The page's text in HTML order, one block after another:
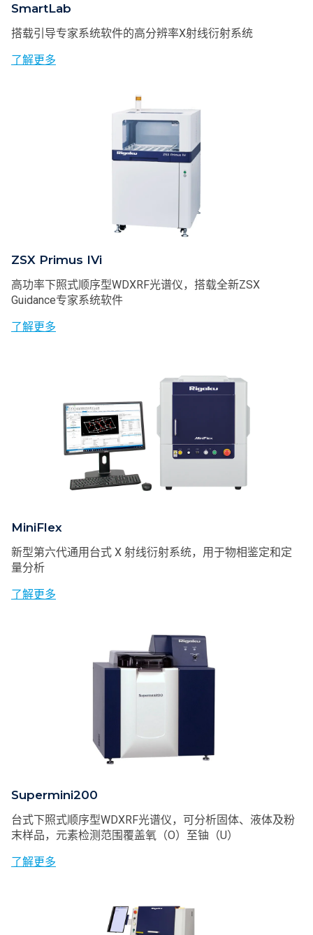
SmartLab
搭载引导专家系统软件的高分辨率X射线衍射系统
了解更多
ZSX Primus IVi
高功率下照式顺序型WDXRF光谱仪，搭载全新ZSX
Guidance专家系统软件
了解更多
MiniFlex
新型第六代通用台式 X 射线衍射系统，用于物相鉴定和定
量分析
了解更多
Supermini200
台式下照式顺序型WDXRF光谱仪，可分析固体、液体及粉
末样品，元素检测范围覆盖氧（O）至铀（U）
了解更多